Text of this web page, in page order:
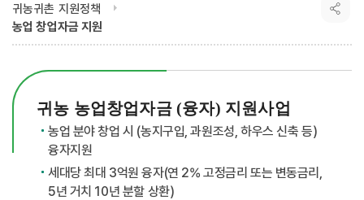
귀농귀촌 지원정책
농업 창업자금 지원
귀농 농업창업자금 (융자) 지원사업
농업 분야 창업 시 (농지구입, 과원조성, 하우스 신축 등)
융자지원
세대당 최대 3억원 융자(연 2% 고정금리 또는 변동금리,
5년 거치 10년 분할 상환)